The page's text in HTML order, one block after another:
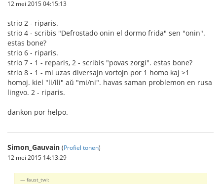
12 mei 2015 04:15:13
strio 2 - riparis.
strio 4 - scribis "Defrostado onin el dormo frida" sen "onin".
estas bone?
strio 6 - riparis.
strio 7 - 1 - reparis, 2 - scribis "povas zorgi". estas bone?
strio 8 - 1 - mi uzas diversajn vortojn por 1 homo kaj >1
homoj. kiel "li/ili" aŭ "mi/ni". havas saman problemon en rusa
lingvo. 2 - riparis.
dankon por helpo.
Simon_Gauvain (Profiel tonen)
12 mei 2015 14:13:29
faust_twi: